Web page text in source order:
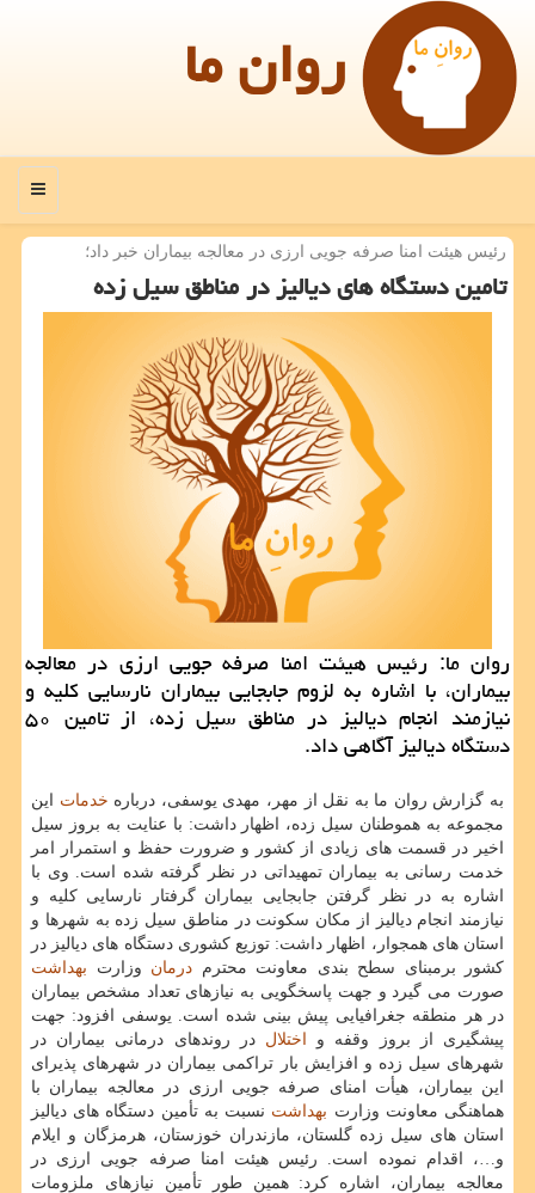
روان ما
منو
رئیس هیئت امنا صرفه جویی ارزی در معالجه بیماران خبر داد؛
تامین دستگاه های دیالیز در مناطق سیل زده
روان ما: رئیس هیئت امنا صرفه جویی ارزی در معالجه
بیماران، با اشاره به لزوم جابجایی بیماران نارسایی كلیه و
نیازمند انجام دیالیز در مناطق سیل زده، از تامین ۵۰
دستگاه دیالیز آگاهی داد.
به گزارش روان ما به نقل از مهر، مهدی یوسفی، درباره خدمات این
مجموعه به هموطنان سیل زده، اظهار داشت: با عنایت به بروز سیل
اخیر در قسمت های زیادی از كشور و ضرورت حفظ و استمرار امر
خدمت رسانی به بیماران تمهیداتی در نظر گرفته شده است. وی با
اشاره به در نظر گرفتن جابجایی بیماران گرفتار نارسایی كلیه و
نیازمند انجام دیالیز از مكان سكونت در مناطق سیل زده به شهرها و
استان های همجوار، اظهار داشت: توزیع كشوری دستگاه های دیالیز در
كشور برمبنای سطح بندی معاونت محترم درمان وزارت بهداشت
صورت می گیرد و جهت پاسخگویی به نیازهای تعداد مشخص بیماران
در هر منطقه جغرافیایی پیش بینی شده است. یوسفی افزود: جهت
پیشگیری از بروز وقفه و
اختلال در روندهای درمانی بیماران در
شهرهای سیل زده و افزایش بار تراكمی بیماران در شهرهای پذیرای
این بیماران، هیأت امنای صرفه جویی ارزی در معالجه بیماران با
هماهنگی معاونت وزارت بهداشت نسبت به تأمین دستگاه های دیالیز
استان های سیل زده گلستان، مازندران خوزستان، هرمزگان و ایلام
و…، اقدام نموده است. رئیس هیئت امنا صرفه جویی ارزی در
معالجه بیماران، اشاره كرد: همین طور تأمین نیازهای ملزومات